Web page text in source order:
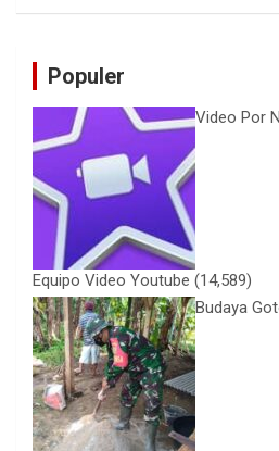
Populer
Video Por
Equipo Video Youtube (14,589)
Budaya